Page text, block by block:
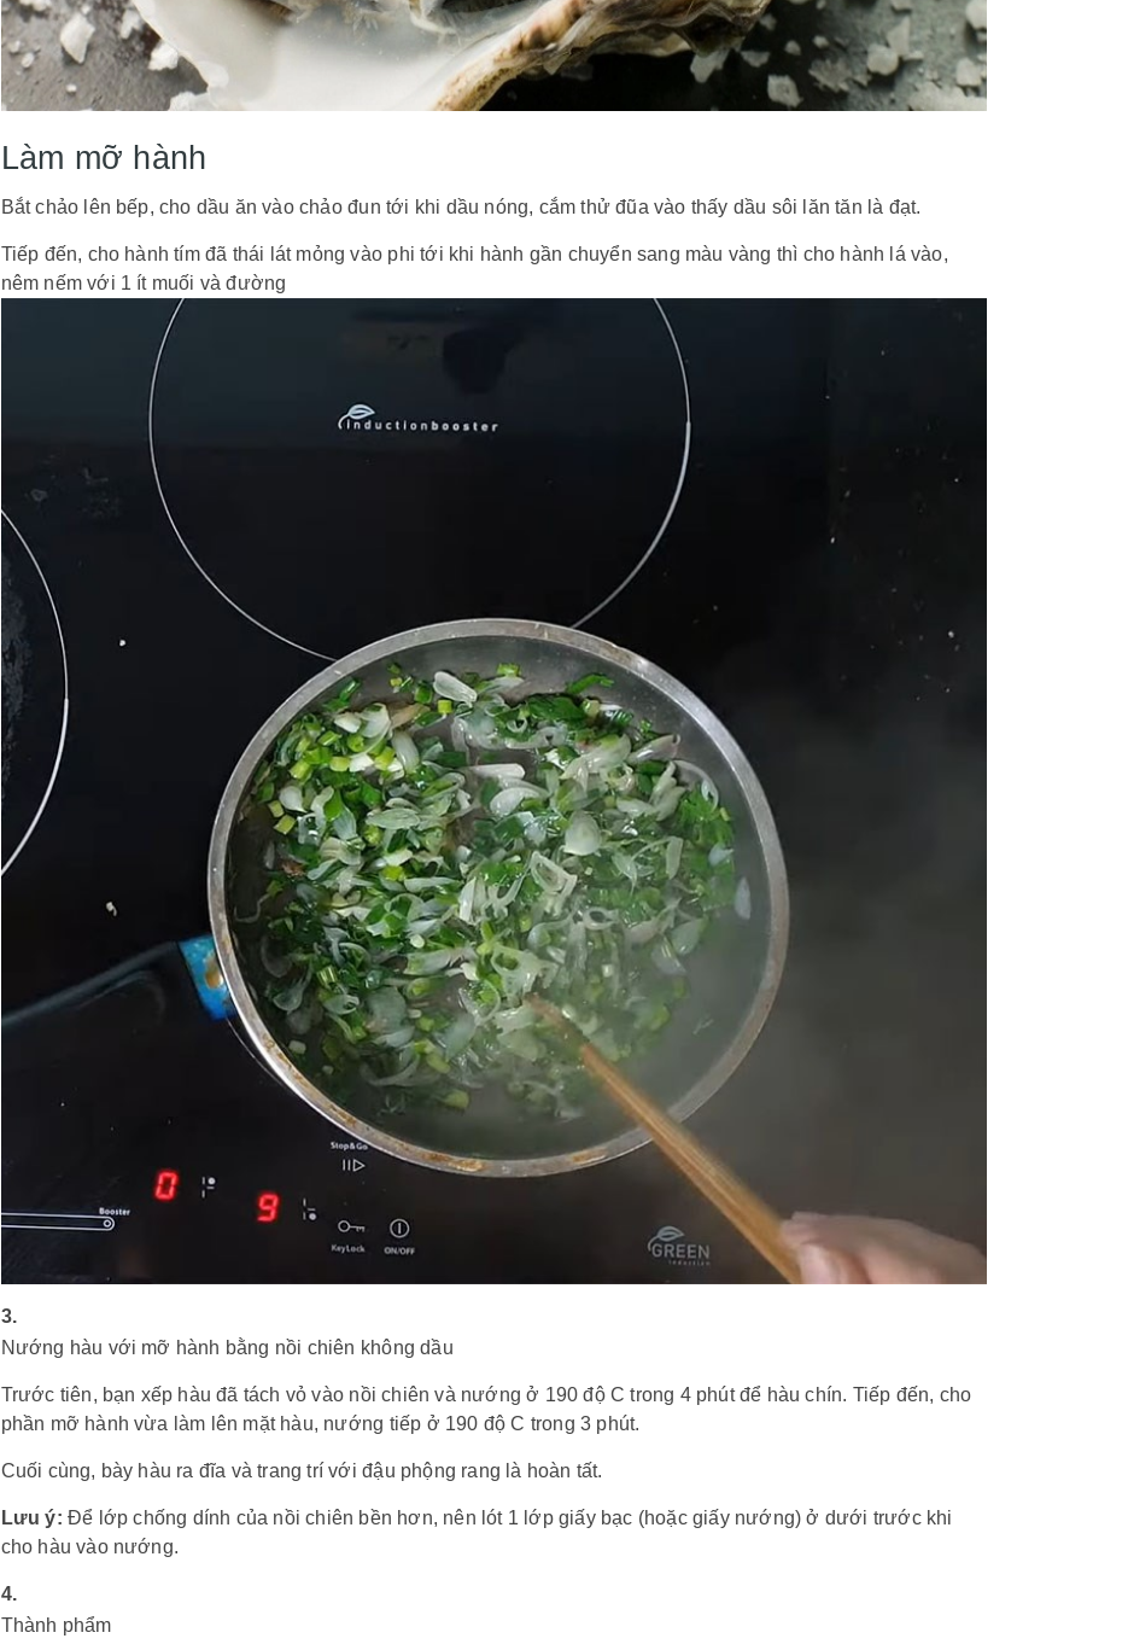
Làm mỡ hành
Bắt chảo lên bếp, cho dầu ăn vào chảo đun tới khi dầu nóng, cắm thử đũa vào thấy dầu sôi lăn tăn là đạt.
Tiếp đến, cho hành tím đã thái lát mỏng vào phi tới khi hành gần chuyển sang màu vàng thì cho hành lá vào,
nêm nếm với 1 ít muối và đường
3.
Nướng hàu với mỡ hành bằng nồi chiên không dầu
Trước tiên, bạn xếp hàu đã tách vỏ vào nồi chiên và nướng ở 190 độ C trong 4 phút để hàu chín. Tiếp đến, cho
phần mỡ hành vừa làm lên mặt hàu, nướng tiếp ở 190 độ C trong 3 phút.
Cuối cùng, bày hàu ra đĩa và trang trí với đậu phộng rang là hoàn tất.
Lưu ý: Để lớp chống dính của nồi chiên bền hơn, nên lót 1 lớp giấy bạc (hoặc giấy nướng) ở dưới trước khi
cho hàu vào nướng.
4.
Thành phẩm